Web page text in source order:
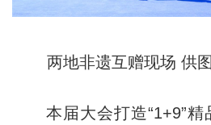
两地非遗互赠现场 供
本届大会打造“1+9”精